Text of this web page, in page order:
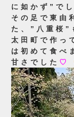
に如かず”で
その足で東由
た、”八重桜”
太田町で作っ
は初めて食べ
甘さでした ♡